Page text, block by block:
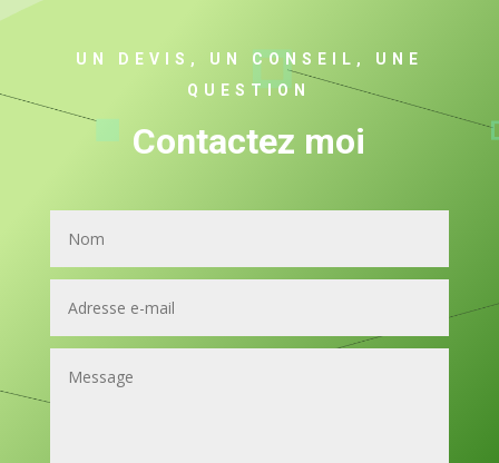
UN DEVIS, UN CONSEIL, UNE
QUESTION
Contactez moi